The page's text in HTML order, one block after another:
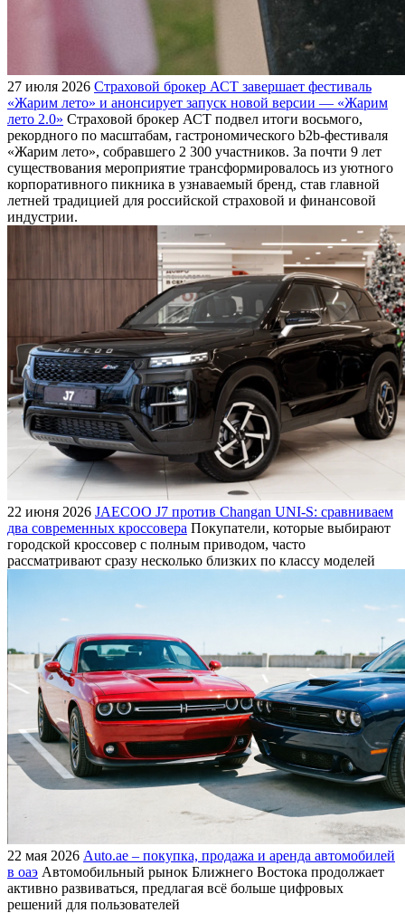
27 июля 2026 Страховой брокер АСТ завершает фестиваль
«Жарим лето» и анонсирует запуск новой версии — «Жарим
лето 2.0» Страховой брокер АСТ подвел итоги восьмого,
рекордного по масштабам, гастрономического b2b-фестиваля
«Жарим лето», собравшего 2 300 участников. За почти 9 лет
существования мероприятие трансформировалось из уютного
корпоративного пикника в узнаваемый бренд, став главной
летней традицией для российской страховой и финансовой
индустрии.
22 июня 2026 JAECOO J7 против Changan UNI-S: сравниваем
два современных кроссовера Покупатели, которые выбирают
городской кроссовер с полным приводом, часто
рассматривают сразу несколько близких по классу моделей
22 мая 2026 Auto.ae – покупка, продажа и аренда автомобилей
в оаэ Автомобильный рынок Ближнего Востока продолжает
активно развиваться, предлагая всё больше цифровых
решений для пользователей